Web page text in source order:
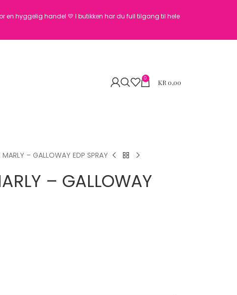
en hyggelig handel 💛 I butikken har du full tilgang til hele
0 KR 0,00
MARLY – GALLOWAY EDP SPRAY
– GALLOWAY